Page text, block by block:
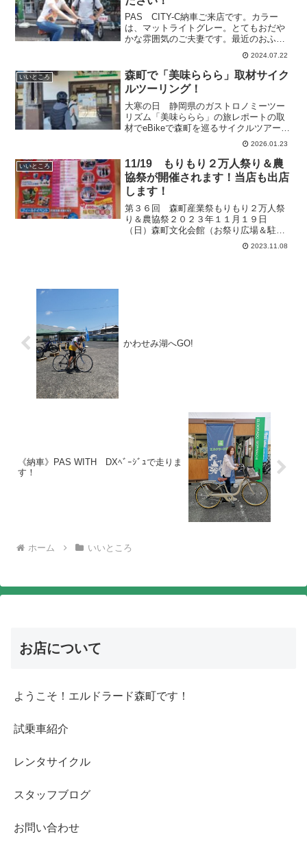
PAS CITY-C納車ご来店です。カラー
は、マットライトグレー。とてもおだや
かな雰囲気のご夫妻です。最近のおふた
りのマイブームは、TOEICだそうです。
おー、すごいです！きっとお二人で和や
かに勉強されているんですね。目標達
成、祈ってます！...
2024.07.22
いいところ
森町で「美味ららら」取材サイク
ルツーリング！
大寒の日 静岡県のガストロノミーツー
リズム「美味ららら」の旅レポートの取
材でeBikeで森町を巡るサイクルツアーで
プチガイドさせて頂きました。もう一人
のガイドは、地域おこし協力隊の望月銀
河さん。県庁ご担当者さんと、レポータ
ーさんの女子４人で...
2026.01.23
いいところ
11/19 もりもり２万人祭り＆農
協祭が開催されます！当店も出店
します！
第３６回 森町産業祭もりもり２万人祭
り＆農協祭２０２３年１１月１９日
（日）森町文化会館（お祭り広場＆駐車
場）開催されます！YSP袋井店＆エルド
ラード森町も出店します。バイクと電動
2023.11.08
かわせみ湖へGO!
《納車》PAS WITH DXﾍﾞｰｼﾞｭで走りま
す！
ホーム いいところ
お店について
ようこそ！エルドラード森町です！
試乗車紹介
レンタサイクル
スタッフブログ
お問い合わせ